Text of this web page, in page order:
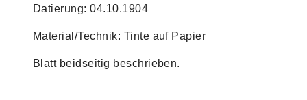
Datierung: 04.10.1904
Material/Technik: Tinte auf Papier
Blatt beidseitig beschrieben.